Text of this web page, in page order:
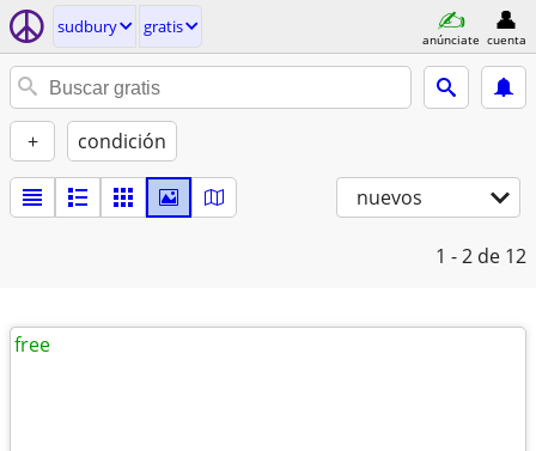
sudbury gratis
anúnciate cuenta
+ condición
nuevos
1 - 2 de 12
free